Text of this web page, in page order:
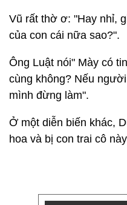
Vũ rất thờ ơ: "Hay nhỉ,
của con cái nữa sao?".
Ông Luật nói" Mày có
cùng không? Nếu
mình đừng làm".
Ở một diễn biến khác,
hoa và bị con trai cô